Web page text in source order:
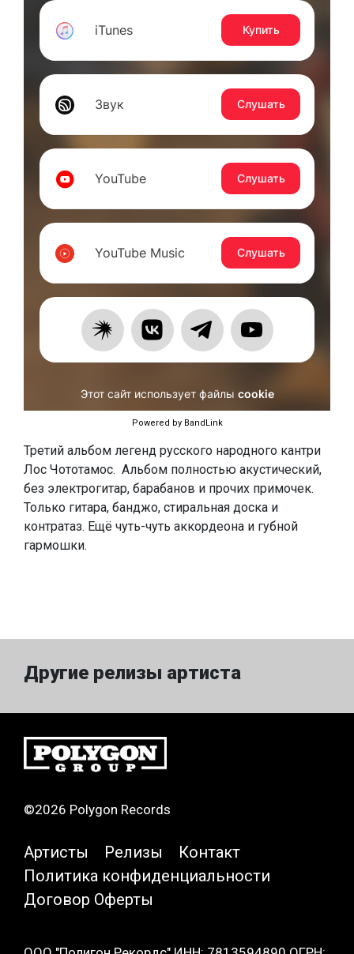
Powered by BandLink
Третий альбом легенд русского народного кантри
Лос Чототамос. Альбом полностью акустический,
без электрогитар, барабанов и прочих примочек.
Только гитара, банджо, стиральная доска и
контратаз. Ещё чуть-чуть аккордеона и губной
гармошки.
Другие релизы артиста
©2026 Polygon Records
Артисты Релизы
Контакт
Политика конфиденциальности
Договор Оферты